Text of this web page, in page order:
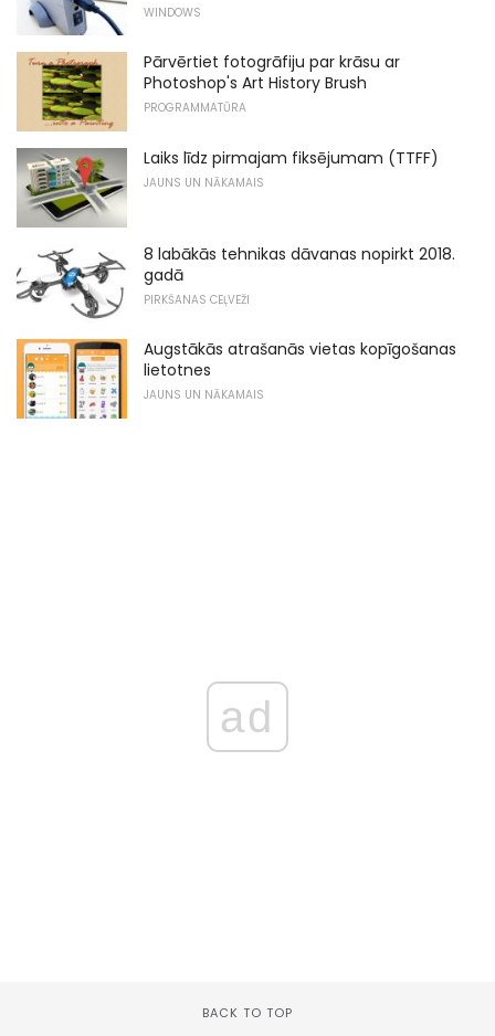
WINDOWS
Pārvērtiet fotogrāfiju par krāsu ar
Photoshop's Art History Brush
PROGRAMMATŪRA
Laiks līdz pirmajam fiksējumam (TTFF)
JAUNS UN NĀKAMAIS
8 labākās tehnikas dāvanas nopirkt 2018.
gadā
PIRKŠANAS CEĻVEŽI
Augstākās atrašanās vietas kopīgošanas
lietotnes
JAUNS UN NĀKAMAIS
ad
BACK TO TOP